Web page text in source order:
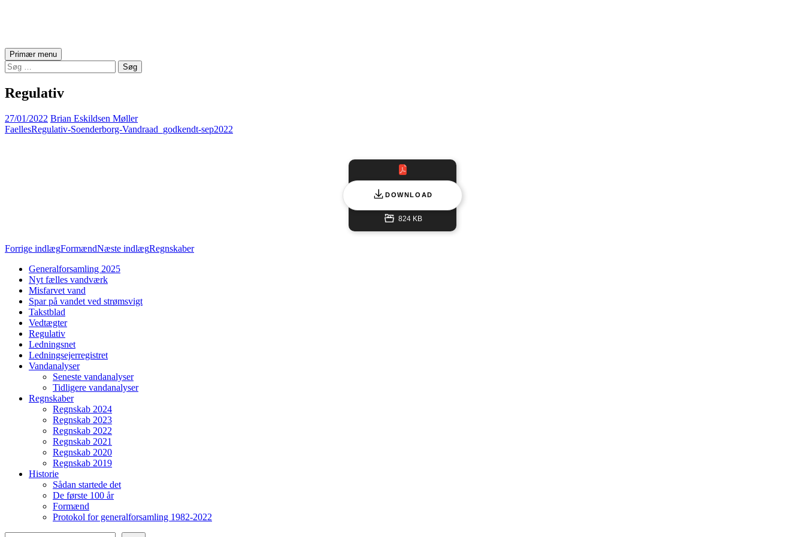
SøgPrimær menu Hop
til
indhold
Søg
efter:
Regulativ
27/01/2022 Brian Eskildsen Møller
FaellesRegulativ-Soenderborg-Vandraad_godkendt-sep2022
DOWNLOAD
824 KB
Indlægsnavigation
Forrige indlægFormændNæste indlægRegnskaber
Generalforsamling 2025
Nyt fælles vandværk
Misfarvet vand
Spar på vandet ved strømsvigt
Takstblad
Vedtægter
Regulativ
Ledningsnet
Ledningsejerregistret
Vandanalyser
Seneste vandanalyser
Tidligere vandanalyser
Regnskaber
Regnskab 2024
Regnskab 2023
Regnskab 2022
Regnskab 2021
Regnskab 2020
Regnskab 2019
Historie
Sådan startede det
De første 100 år
Formænd
Protokol for generalforsamling 1982-2022